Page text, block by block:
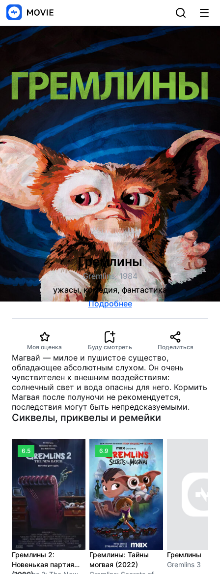
Гремлины
Gremlins, 1984
ужасы, комедия, фантастика
Подробнее
Моя оценка Буду смотреть Поделиться
Магвай — милое и пушистое существо,
обладающее абсолютным слухом. Он очень
чувствителен к внешним воздействиям:
солнечный свет и вода опасны для него. Кормить
Магвая после полуночи не рекомендуется,
последствия могут быть непредсказуемыми.
Сиквелы, приквелы и ремейки
6.5
Гремлины 2:
Новенькая партия
6.9
Гремлины: Тайны
могвая (2022)
Гремлины
Gremlins 3